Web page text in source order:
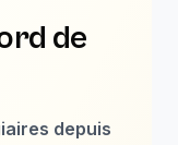
de
depuis